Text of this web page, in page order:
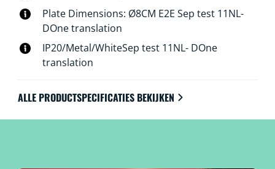
Plate Dimensions: Ø8CM E2E Sep test 11NL-
DOne translation
IP20/Metal/WhiteSep test 11NL- DOne
translation
ALLE PRODUCTSPECIFICATIES BEKIJKEN